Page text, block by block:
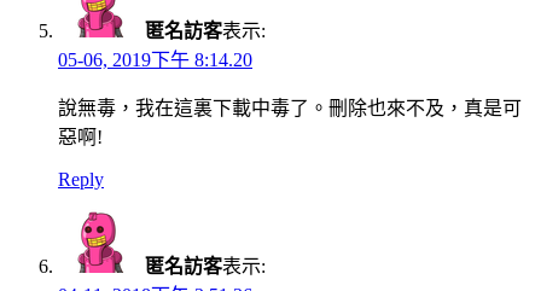
匿名訪客表示:
05-06, 2019下午 8:14.20
說無毒，我在這裏下載中毒了。刪除也來不及，真是可
惡啊!
Reply
匿名訪客表示: